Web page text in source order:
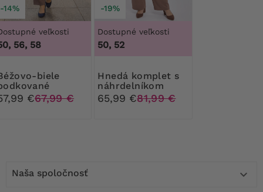
-14%
veľkosti
56, 58
s
€67,99 €
-19%
Dostupné veľkosti
50, 52
Hnedá komplet s
náhrdelníkom
65,99 €81,99 €
Naša spoločnosť 